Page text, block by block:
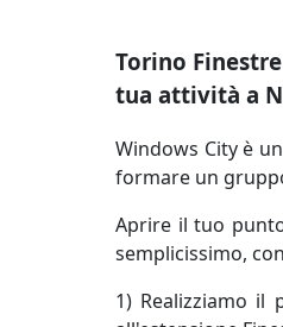
Torino
tua attività a
Windows City è
formare un
Aprire il tuo
semplicissimo,
1) Realizziamo